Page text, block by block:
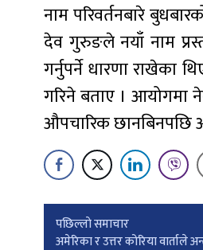
नाम परिवर्तनबारे
देव गुरुङले नयाँ नाम
गर्नुपर्ने धारणा
गरिने बताए । आयोगमा
औपचारिक छानबिनपछि
Post
पछिल्लाे समाचार
अमेरिका र उत्तर कोरिया वार्ताले